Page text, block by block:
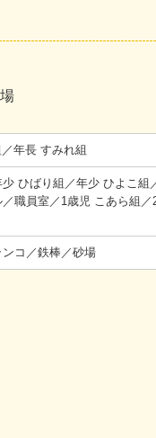
年長 すみれ組
ひばり組／年少 ひよこ組
職員室／1歳児 こあら組
コ／鉄棒／砂場